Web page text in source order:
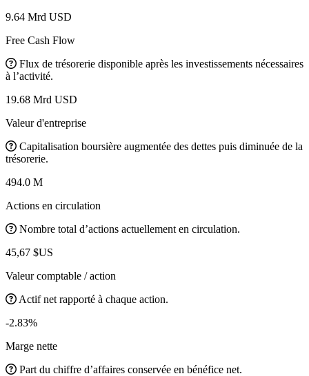
9.64 Mrd USD
Free Cash Flow
Flux de trésorerie disponible après les investissements nécessaires
à l’activité.
19.68 Mrd USD
Valeur d'entreprise
Capitalisation boursière augmentée des dettes puis diminuée de la
trésorerie.
494.0 M
Actions en circulation
Nombre total d’actions actuellement en circulation.
45,67 $US
Valeur comptable / action
Actif net rapporté à chaque action.
-2.83%
Marge nette
Part du chiffre d’affaires conservée en bénéfice net.